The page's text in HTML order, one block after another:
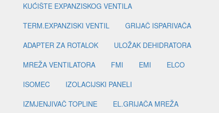
KUĆIŠTE EXPANZISKOG VENTILA
TERM.EXPANZISKI VENTIL
GRIJAČ ISPARIVAČA
ADAPTER ZA ROTALOK
ULOŽAK DEHIDRATORA
MREŽA VENTILATORA
FMI EMI
ELCO
ISOMEC
IZOLACIJSKI PANELI
IZMJENJIVAČ TOPLINE
EL.GRIJAČA MREŽA